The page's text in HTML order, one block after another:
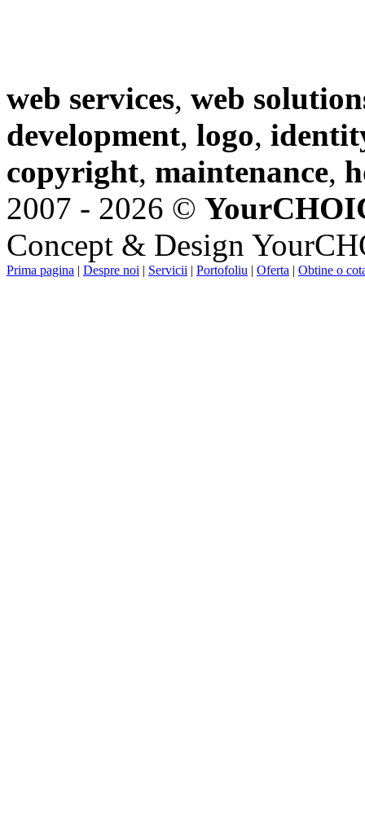
web services, web
development, logo,
copyright, maintenance,
2007 - 2026 ©
Concept & Design
Prima pagina | Despre noi | Servicii | Portofoliu | Oferta | Obtine o